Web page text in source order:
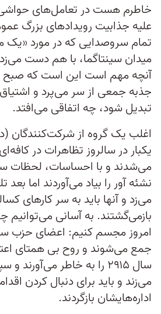
علیه جذابیت رویدادهای بزرگ
تمام سروصدایی که در مورد «یک
میدان سینتاگما، با هم دست
آنچه مهم است این است که صبح
جذبه جمعی از سر می‌پرد و
تبدیل شود، چه اتفاقی می‌افتد.
اغلب یک گروه از شرکت‌کنندگان
یکبار در سالروز تظاهرات در
می‌شدند و با احساسات،
نشئه آور را بیاد می‌آوردند اما
می‌زد و آنها باید به سر کارهای
بازمی‌گشتند. به آسانی می‌توانیم
امروز مجسم کنیم: اعضای حزب
جمع می‌شوند و روح بی همتای
سال ۲۹۱۵ را به خاطر
می‌زند و باید برای دنبال کردن
اداره‌هایشان بازگردند.